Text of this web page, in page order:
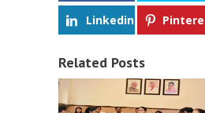
Linkedin
Related Posts